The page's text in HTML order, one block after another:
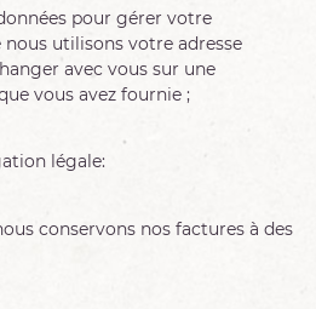
pour gérer votre
utilisons votre adresse
avec vous sur une
vous avez fournie ;
légale:
conservons nos factures à des